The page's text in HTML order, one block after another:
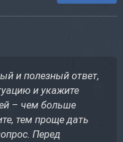
и полезный ответ,
и укажите
– чем больше
тем проще дать
Перед